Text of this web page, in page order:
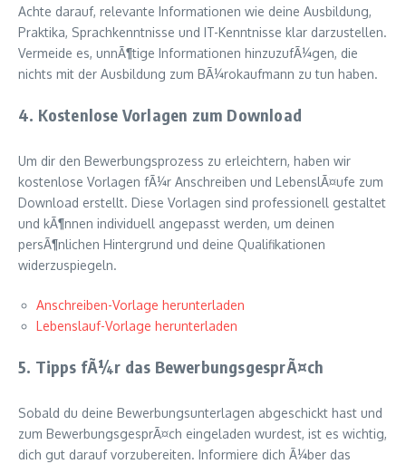
Achte darauf, relevante Informationen wie deine Ausbildung,
Praktika, Sprachkenntnisse und IT-Kenntnisse klar darzustellen.
Vermeide es, unnÃ¶tige Informationen hinzuzufÃ¼gen, die
nichts mit der Ausbildung zum BÃ¼rokaufmann zu tun haben.
4. Kostenlose Vorlagen zum Download
Um dir den Bewerbungsprozess zu erleichtern, haben wir
kostenlose Vorlagen fÃ¼r Anschreiben und LebenslÃ¤ufe zum
Download erstellt. Diese Vorlagen sind professionell gestaltet
und kÃ¶nnen individuell angepasst werden, um deinen
persÃ¶nlichen Hintergrund und deine Qualifikationen
widerzuspiegeln.
Anschreiben-Vorlage herunterladen
Lebenslauf-Vorlage herunterladen
5. Tipps fÃ¼r das BewerbungsgesprÃ¤ch
Sobald du deine Bewerbungsunterlagen abgeschickt hast und
zum BewerbungsgesprÃ¤ch eingeladen wurdest, ist es wichtig,
dich gut darauf vorzubereiten. Informiere dich Ã¼ber das